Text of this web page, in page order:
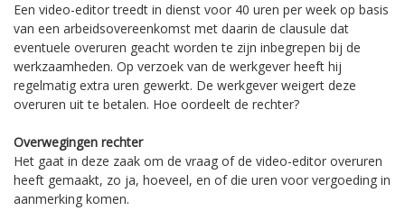
Een video-editor treedt in dienst voor 40 uren per week op basis
van een arbeidsovereenkomst met daarin de clausule dat
eventuele overuren geacht worden te zijn inbegrepen bij de
werkzaamheden. Op verzoek van de werkgever heeft hij
regelmatig extra uren gewerkt. De werkgever weigert deze
overuren uit te betalen. Hoe oordeelt de rechter?
Overwegingen rechter
Het gaat in deze zaak om de vraag of de video-editor overuren
heeft gemaakt, zo ja, hoeveel, en of die uren voor vergoeding in
aanmerking komen.